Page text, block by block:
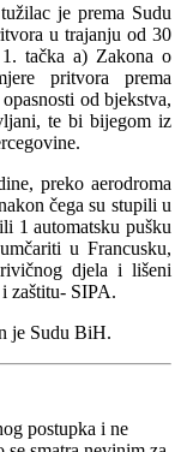
je prema Sudu
u trajanju od 30
tačka a) Zakona o
pritvora prema
od bjekstva,
te bi bijegom iz
preko aerodroma
čega su stupili u
1 automatsku pušku
u Francusku,
djela i lišeni
zaštitu- SIPA.
je Sudu BiH.
postupka i ne